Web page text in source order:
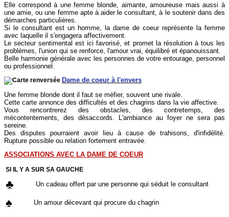
Elle correspond à une femme blonde, aimante, amoureuse mais aussi à
une amie, ou une femme apte à aider le consultant, à le soutenir dans des
démarches particulières.
Si le consultant est un homme, la dame de coeur représente la femme
avec laquelle il s'engagera affectivement.
Le secteur sentimental est ici favorisé, et promet la résolution à tous les
problèmes, l'union qui se renforce, l'amour vrai, équilibré et épanouissant.
Belle harmonie générale avec les personnes de votre entourage, personnel
ou professionnel.
Dame de coeur à l'envers
Une femme blonde dont il faut se méfier, souvent une rivale.
Cette carte annonce des difficultés et des chagrins dans la vie affective.
Vous rencontrerez des obstacles, des contretemps, des
mécontentements, des désaccords. L'ambiance au foyer ne sera pas
sereine.
Des disputes pourraient avoir lieu à cause de trahisons, d'infidélité.
Rupture possible ou relation fortement entravée.
ASSOCIATIONS AVEC LA DAME DE COEUR
SI IL Y A SUR SA GAUCHE
♣ Un cadeau offert par une personne qui séduit le consultant
♠ Un amour décevant qui procure du chagrin